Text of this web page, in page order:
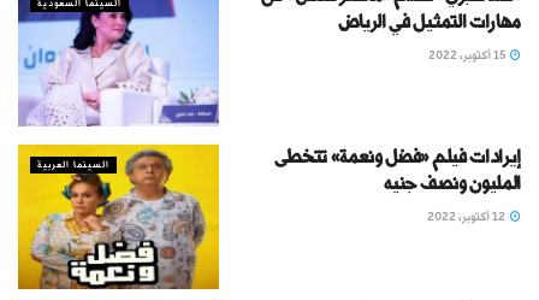
السينما السعودية
مهارات التمثيل في الرياض
السينما العربية
إيرادات فيلم «فضل ونعمة» تتخطى
المليون ونصف جنيه